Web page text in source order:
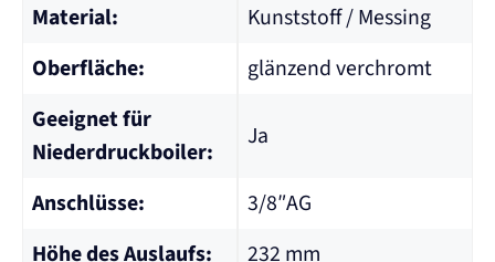
Material:
Kunststoff / Messing
Oberfläche:
glänzend verchromt
Geeignet für
Niederdruckboiler:
Ja
Anschlüsse:
3/8″AG
Höhe des Auslaufs:
232 mm